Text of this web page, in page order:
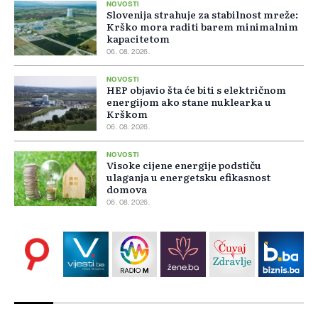
NOVOSTI
Slovenija strahuje za stabilnost mreže:
Krško mora raditi barem minimalnim
kapacitetom
06. 08. 2026.
NOVOSTI
HEP objavio šta će biti s električnom
energijom ako stane nuklearka u
Krškom
06. 08. 2026.
NOVOSTI
Visoke cijene energije podstiču
ulaganja u energetsku efikasnost
domova
06. 08. 2026.